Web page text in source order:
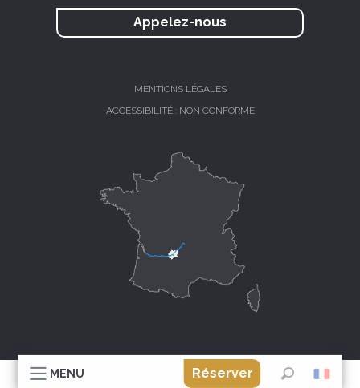
MENU
Réserver
Appelez-nous
MENTIONS LÉGALES
ACCESSIBILITÉ : NON CONFORME